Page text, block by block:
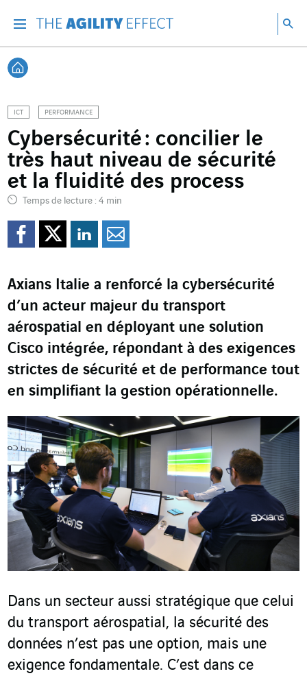
Retour à l'accueil
ICT PERFORMANCE
Cybersécurité : concilier le
très haut niveau de sécurité
et la fluidité des process
Temps de lecture : 4 min
Partager sur Facebook
Partager sur Twitter
Partager sur
Axians Italie a renforcé la cybersécurité
d’un acteur majeur du transport
aérospatial en déployant une solution
Cisco intégrée, répondant à des exigences
strictes de sécurité et de performance tout
en simplifiant la gestion opérationnelle.
Dans un secteur aussi stratégique que celui
du transport aérospatial, la sécurité des
données n’est pas une option, mais une
exigence fondamentale. C’est dans ce